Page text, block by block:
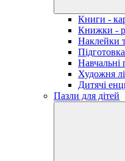
Книги -
Книжки -
Наклейки
Навчальні
Художня
Дитячі
Пазли для дітей